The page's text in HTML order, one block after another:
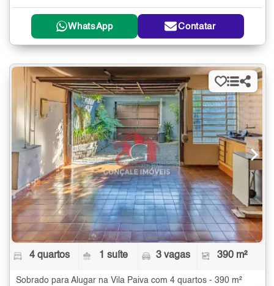
WhatsApp Contatar
4 quartos 1 suíte 3 vagas 390 m²
Sobrado para Alugar na Vila Paiva com 4 quartos - 390 m²